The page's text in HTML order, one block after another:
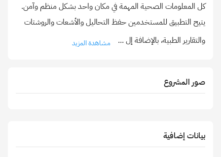
كل المعلومات الصحية المهمة في مكان واحد بشكل منظم وآمن.
يتيح التطبيق للمستخدمين حفظ التحاليل والأشعات والروشتات
والتقارير الطبية، بالإضافة إل ... مشاهدة المزيد
صور المشروع
بيانات إضافية